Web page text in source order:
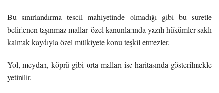
Bu sınırlandırma tescil mahiyetinde olmadığı gibi bu suretle
belirlenen taşınmaz mallar, özel kanunlarında yazılı hükümler saklı
kalmak kaydıyla özel mülkiyete konu teşkil etmezler.
Yol, meydan, köprü gibi orta malları ise haritasında gösterilmekle
yetinilir.